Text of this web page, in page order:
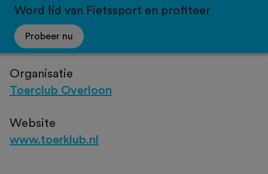
Word lid van Fietssport en profiteer
Probeer nu
Organisatie
Toerclub Overloon
Website
www.toerklub.nl